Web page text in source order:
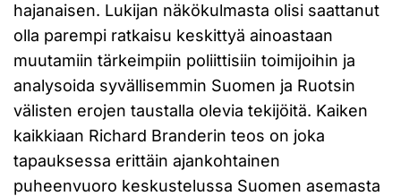
hajanaisen. Lukijan näkökulmasta olisi saattanut
olla parempi ratkaisu keskittyä ainoastaan
muutamiin tärkeimpiin poliittisiin toimijoihin ja
analysoida syvällisemmin Suomen ja Ruotsin
välisten erojen taustalla olevia tekijöitä. Kaiken
kaikkiaan Richard Branderin teos on joka
tapauksessa erittäin ajankohtainen
puheenvuoro keskustelussa Suomen asemasta